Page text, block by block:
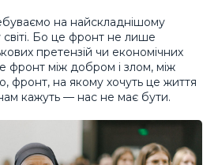
на найскладнішому
світі. Бо це фронт не лише
претензій чи економічних
фронт між добром і злом, між
фронт, на якому хочуть це життя
кажуть — нас не має бути.